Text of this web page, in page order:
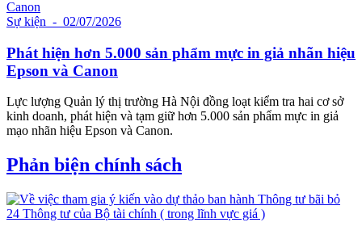
Sự kiện - 02/07/2026
Phát hiện hơn 5.000 sản phẩm mực in giả nhãn hiệu
Epson và Canon
Lực lượng Quản lý thị trường Hà Nội đồng loạt kiểm tra hai cơ sở
kinh doanh, phát hiện và tạm giữ hơn 5.000 sản phẩm mực in giả
mạo nhãn hiệu Epson và Canon.
Phản biện chính sách